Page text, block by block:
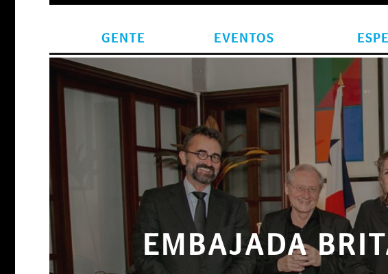
GENTE EVENTOS
EMBAJADA